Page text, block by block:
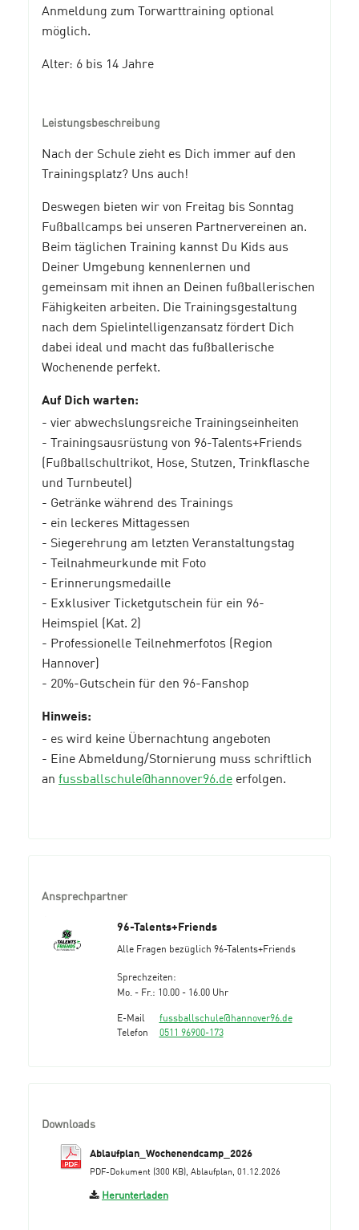
Anmeldung zum Torwarttraining optional
möglich.
Alter: 6 bis 14 Jahre
Leistungsbeschreibung
Nach der Schule zieht es Dich immer auf den
Trainingsplatz? Uns auch!
Deswegen bieten wir von Freitag bis Sonntag
Fußballcamps bei unseren Partnervereinen an.
Beim täglichen Training kannst Du Kids aus
Deiner Umgebung kennenlernen und
gemeinsam mit ihnen an Deinen fußballerischen
Fähigkeiten arbeiten. Die Trainingsgestaltung
nach dem Spielintelligenzansatz fördert Dich
dabei ideal und macht das fußballerische
Wochenende perfekt.
Auf Dich warten:
- vier abwechslungsreiche Trainingseinheiten
- Trainingsausrüstung von 96-Talents+Friends
(Fußballschultrikot, Hose, Stutzen, Trinkflasche
und Turnbeutel)
- Getränke während des Trainings
- ein leckeres Mittagessen
- Siegerehrung am letzten Veranstaltungstag
- Teilnahmeurkunde mit Foto
- Erinnerungsmedaille
- Exklusiver Ticketgutschein für ein 96-
Heimspiel (Kat. 2)
- Professionelle Teilnehmerfotos (Region
Hannover)
- 20%-Gutschein für den 96-Fanshop
Hinweis:
- es wird keine Übernachtung angeboten
- Eine Abmeldung/Stornierung muss schriftlich
an fussballschule@hannover96.de erfolgen.
Ansprechpartner
96-Talents+Friends
Alle Fragen bezüglich 96-Talents+Friends
Sprechzeiten:
Mo. - Fr.: 10.00 - 16.00 Uhr
E-Mail
fussballschule@hannover96.de
Telefon
0511 96900-173
Downloads
Ablaufplan_Wochenendcamp_2026
PDF-Dokument (300 KB), Ablaufplan, 01.12.2026
Herunterladen